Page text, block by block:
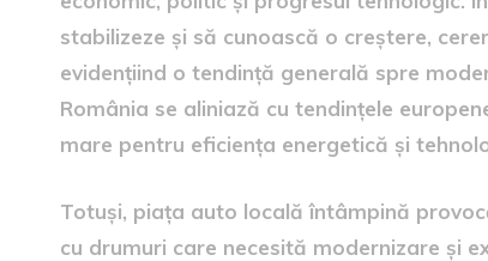
stabilizeze și să cunoască o creștere,
evidențiind o tendință generală spre
România se aliniază cu tendințele
mare pentru eficiența energetică și
Totuși, piața auto locală întâmpină
cu drumuri care necesită modernizare și